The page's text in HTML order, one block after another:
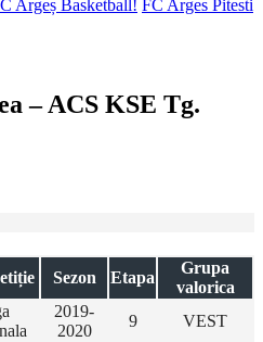
Argeș Basketball! FC Arges Pitesti
– ACS KSE Tg.
Sezon Etapa
Grupa
valorica
2019-
2020
9 VEST